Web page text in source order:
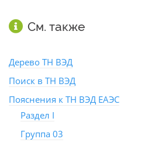
См. также
Дерево ТН ВЭД
Поиск в ТН ВЭД
Пояснения к ТН ВЭД ЕАЭС
Раздел I
Группа 03